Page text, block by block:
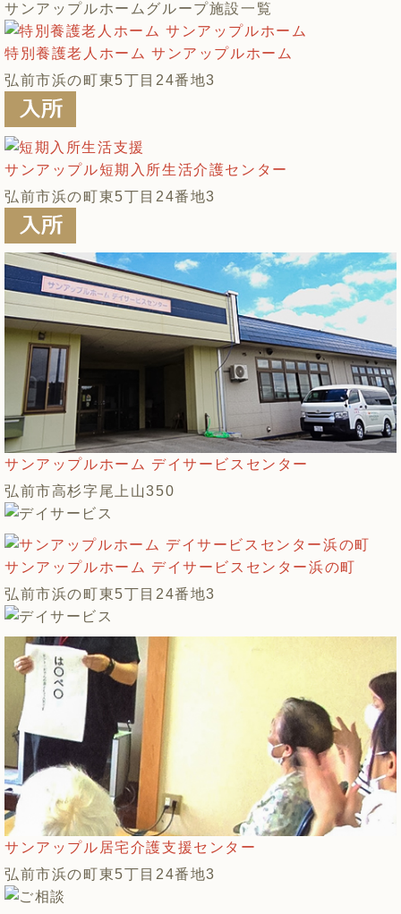
サンアップルホームグループ施設一覧
特別養護老人ホーム サンアップルホーム
弘前市浜の町東5丁目24番地3
サンアップル短期入所生活介護センター
弘前市浜の町東5丁目24番地3
サンアップルホーム デイサービスセンター
弘前市高杉字尾上山350
サンアップルホーム デイサービスセンター浜の町
弘前市浜の町東5丁目24番地3
サンアップル居宅介護支援センター
弘前市浜の町東5丁目24番地3